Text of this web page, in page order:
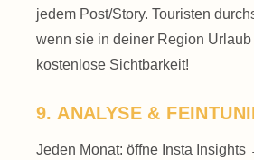
jedem Post/Story. Touristen
wenn sie in deiner Region
kostenlose Sichtbarkeit!
9. ANALYSE &
Jeden Monat: öffne Insta Insights